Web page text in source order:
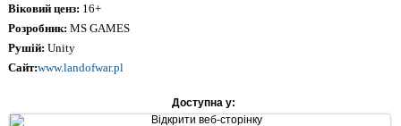
Віковий ценз: 16+
Розробник: MS GAMES
Рушій: Unity
Сайт:www.landofwar.pl
Доступна у: